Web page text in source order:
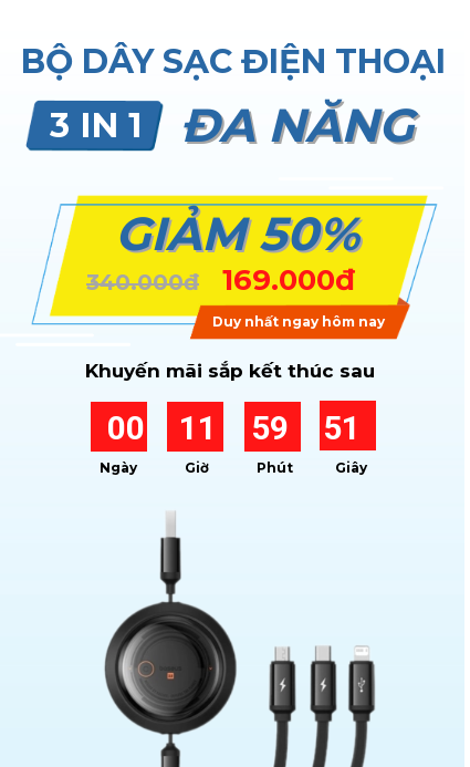
BỘ DÂY SẠC ĐIỆN THOẠI
ĐA NĂNG
Duy nhất ngay hôm nay
GIẢM 50%
169.000đ
340.000đ
Khuyến mãi sắp kết thúc sau
00 11 59 51
Ngày Giờ Phút Giây
3 IN 1